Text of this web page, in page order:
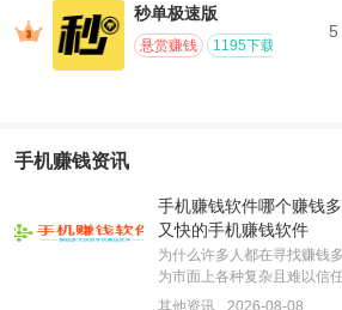
秒单极速版
悬赏赚钱 1195下载
5
手机赚钱资讯
手机赚钱软件哪个赚钱
又快的手机赚钱软件
为什么许多人都在寻找赚钱
为市面上各种复杂且难以信
其他资讯
2026-08-08